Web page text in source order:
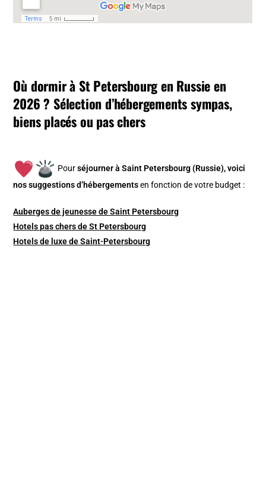
Où dormir à St Petersbourg en Russie en
2026 ? Sélection d’hébergements sympas,
biens placés ou pas chers
Pourséjourner à Saint Petersbourg (Russie), voici
nos suggestions d’hébergements en fonction de votre budget :
Auberges de jeunesse de Saint Petersbourg
Hotels pas chers de St Petersbourg
Hotels de luxe de Saint-Petersbourg